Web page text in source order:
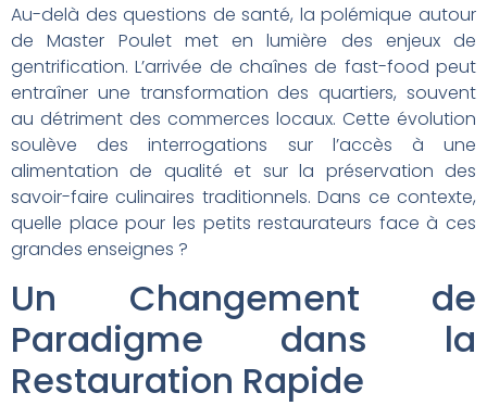
Au-delà des questions de santé, la polémique autour
de Master Poulet met en lumière des enjeux de
gentrification. L’arrivée de chaînes de fast-food peut
entraîner une transformation des quartiers, souvent
au détriment des commerces locaux. Cette évolution
soulève des interrogations sur l’accès à une
alimentation de qualité et sur la préservation des
savoir-faire culinaires traditionnels. Dans ce contexte,
quelle place pour les petits restaurateurs face à ces
grandes enseignes ?
Un Changement de
Paradigme dans la
Restauration Rapide